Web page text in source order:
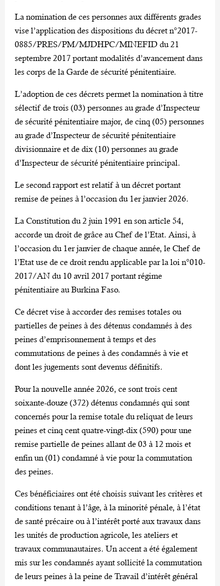
La nomination de ces personnes aux différents grades
vise l’application des dispositions du décret n°2017-
0885/PRES/PM/MJDHPC/MINEFID du 21
septembre 2017 portant modalités d’avancement dans
les corps de la Garde de sécurité pénitentiaire.
L’adoption de ces décrets permet la nomination à titre
sélectif de trois (03) personnes au grade d’Inspecteur
de sécurité pénitentiaire major, de cinq (05) personnes
au grade d’Inspecteur de sécurité pénitentiaire
divisionnaire et de dix (10) personnes au grade
d’Inspecteur de sécurité pénitentiaire principal.
Le second rapport est relatif à un décret portant
remise de peines à l’occasion du 1er janvier 2026.
La Constitution du 2 juin 1991 en son article 54,
accorde un droit de grâce au Chef de l’Etat. Ainsi, à
l’occasion du 1er janvier de chaque année, le Chef de
l’Etat use de ce droit rendu applicable par la loi n°010-
2017/AN du 10 avril 2017 portant régime
pénitentiaire au Burkina Faso.
Ce décret vise à accorder des remises totales ou
partielles de peines à des détenus condamnés à des
peines d’emprisonnement à temps et des
commutations de peines à des condamnés à vie et
dont les jugements sont devenus définitifs.
Pour la nouvelle année 2026, ce sont trois cent
soixante-douze (372) détenus condamnés qui sont
concernés pour la remise totale du reliquat de leurs
peines et cinq cent quatre-vingt-dix (590) pour une
remise partielle de peines allant de 03 à 12 mois et
enfin un (01) condamné à vie pour la commutation
des peines.
Ces bénéficiaires ont été choisis suivant les critères et
conditions tenant à l’âge, à la minorité pénale, à l’état
de santé précaire ou à l’intérêt porté aux travaux dans
les unités de production agricole, les ateliers et
travaux communautaires. Un accent a été également
mis sur les condamnés ayant sollicité la commutation
de leurs peines à la peine de Travail d’intérêt général